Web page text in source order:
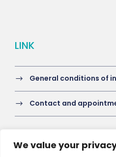
We value your
LINK
General conditions of
Contact and